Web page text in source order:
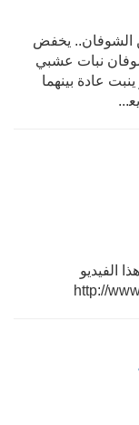
ﺍﻟﺸﻮﻓﺎﻥ.. ﻳﺨﻔﺾ
ﻧﺒﺎﺕ ﻋﺸﺒﻲ
ﻋﺎﺩﺓ ﺑﻴﻨﻬﻤﺎ
الفيديو
http://